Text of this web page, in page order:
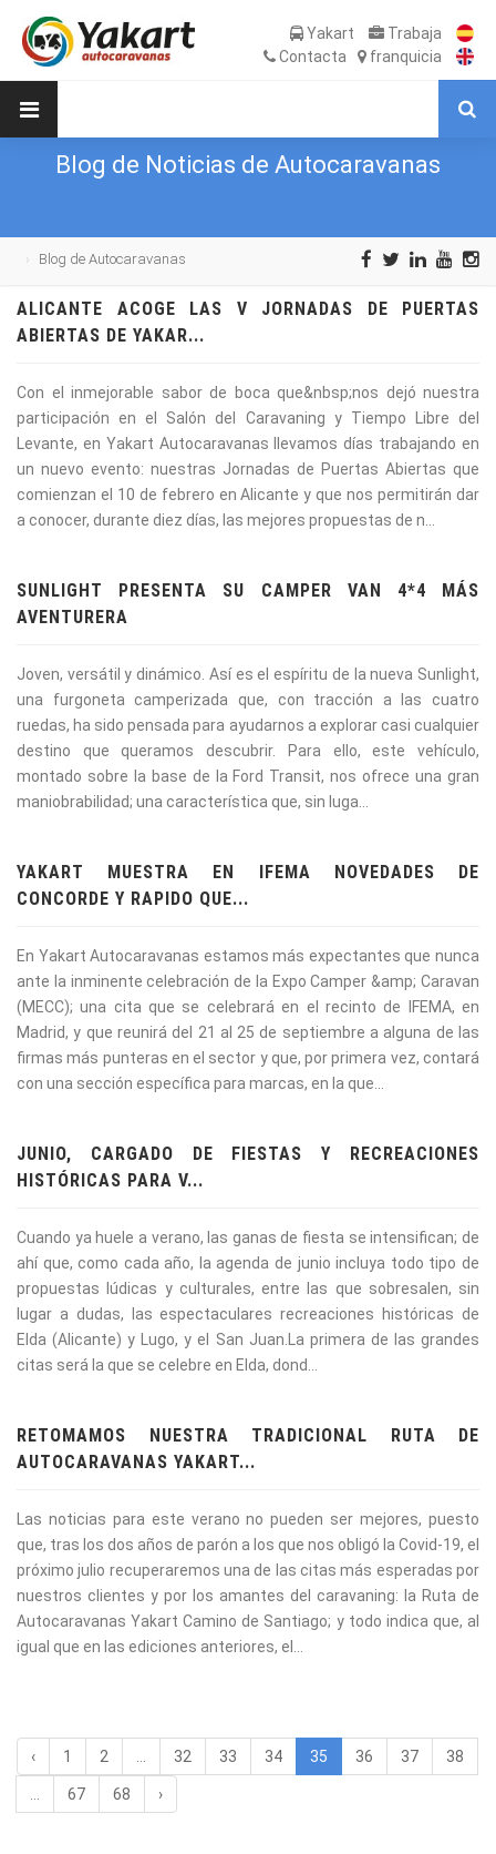
Yakart
Trabaja
Contacta
franquicia
Blog de Noticias de Autocaravanas
Blog de Autocaravanas
ALICANTE ACOGE LAS V JORNADAS DE PUERTAS
ABIERTAS DE YAKAR...
Con el inmejorable sabor de boca que&nbsp;nos dejó nuestra
participación en el Salón del Caravaning y Tiempo Libre del
Levante, en Yakart Autocaravanas llevamos días trabajando en
un nuevo evento: nuestras Jornadas de Puertas Abiertas que
comienzan el 10 de febrero en Alicante y que nos permitirán dar
a conocer, durante diez días, las mejores propuestas de n...
SUNLIGHT PRESENTA SU CAMPER VAN 4*4 MÁS
AVENTURERA
Joven, versátil y dinámico. Así es el espíritu de la nueva Sunlight,
una furgoneta camperizada que, con tracción a las cuatro
ruedas, ha sido pensada para ayudarnos a explorar casi cualquier
destino que queramos descubrir. Para ello, este vehículo,
montado sobre la base de la Ford Transit, nos ofrece una gran
maniobrabilidad; una característica que, sin luga...
YAKART MUESTRA EN IFEMA NOVEDADES DE
CONCORDE Y RAPIDO QUE...
En Yakart Autocaravanas estamos más expectantes que nunca
ante la inminente celebración de la Expo Camper &amp; Caravan
(MECC); una cita que se celebrará en el recinto de IFEMA, en
Madrid, y que reunirá del 21 al 25 de septiembre a alguna de las
firmas más punteras en el sector y que, por primera vez, contará
con una sección específica para marcas, en la que...
JUNIO, CARGADO DE FIESTAS Y RECREACIONES
HISTÓRICAS PARA V...
Cuando ya huele a verano, las ganas de fiesta se intensifican; de
ahí que, como cada año, la agenda de junio incluya todo tipo de
propuestas lúdicas y culturales, entre las que sobresalen, sin
lugar a dudas, las espectaculares recreaciones históricas de
Elda (Alicante) y Lugo, y el San Juan.La primera de las grandes
citas será la que se celebre en Elda, dond...
RETOMAMOS NUESTRA TRADICIONAL RUTA DE
AUTOCARAVANAS YAKART...
Las noticias para este verano no pueden ser mejores, puesto
que, tras los dos años de parón a los que nos obligó la Covid-19, el
próximo julio recuperaremos una de las citas más esperadas por
nuestros clientes y por los amantes del caravaning: la Ruta de
Autocaravanas Yakart Camino de Santiago; y todo indica que, al
igual que en las ediciones anteriores, el...
‹ 1 2 32 33 34 35 36 37 38
67 68 ›